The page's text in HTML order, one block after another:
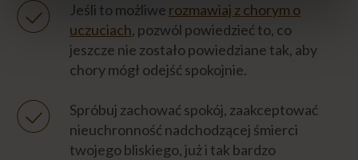
Jeśli to możliwe rozmawiaj z chorym o
uczuciach, pozwól powiedzieć to, co
jeszcze nie zostało powiedziane tak, aby
chory mógł odejść spokojnie.
Spróbuj zachować spokój, zaakceptować
nieuchronność nadchodzącej śmierci
twojego bliskiego, już i tak bardzo